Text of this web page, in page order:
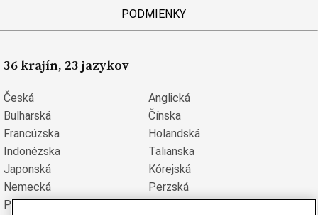
PODMIENKY
36 krajín, 23 jazykov
Česká
Anglická
Bulharská
Čínska
Francúzska
Holandská
Indonézska
Talianska
Japonská
Kórejská
Nemecká
Perzská
Poľská
Portugalská